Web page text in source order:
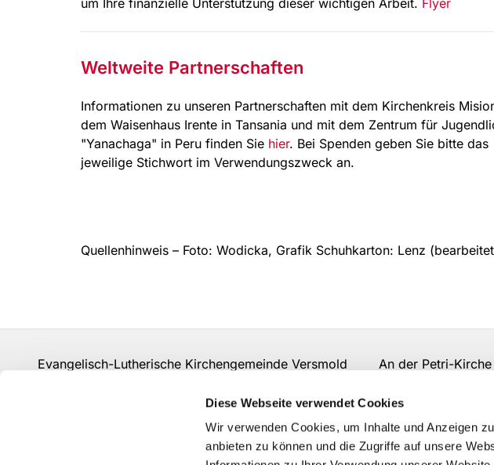
Diese Webseite verwendet Cookies
Wir verwenden Cookies, um Inhalte und Anzeigen
anbieten zu können und die Zugriffe auf unsere
Weltweite Partnerschaften
Informationen zu unseren Partnerschaften mit dem Kirchenkreis
dem Waisenhaus Irente in Tansania und mit dem Zentrum für
"Yanachaga" in Peru finden Sie hier. Bei Spenden geben Sie bitte das
jeweilige Stichwort im Verwendungszweck an.
Quellenhinweis – Foto: Wodicka, Grafik Schuhkarton: Lenz
Evangelisch-Lutherische Kirchengemeinde Versmold An der Petri-Kirche
Erklärung zur Barrierefreiheit